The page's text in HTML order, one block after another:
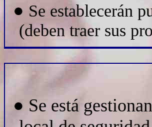
● Se establecerán
(deben traer sus
● Se está